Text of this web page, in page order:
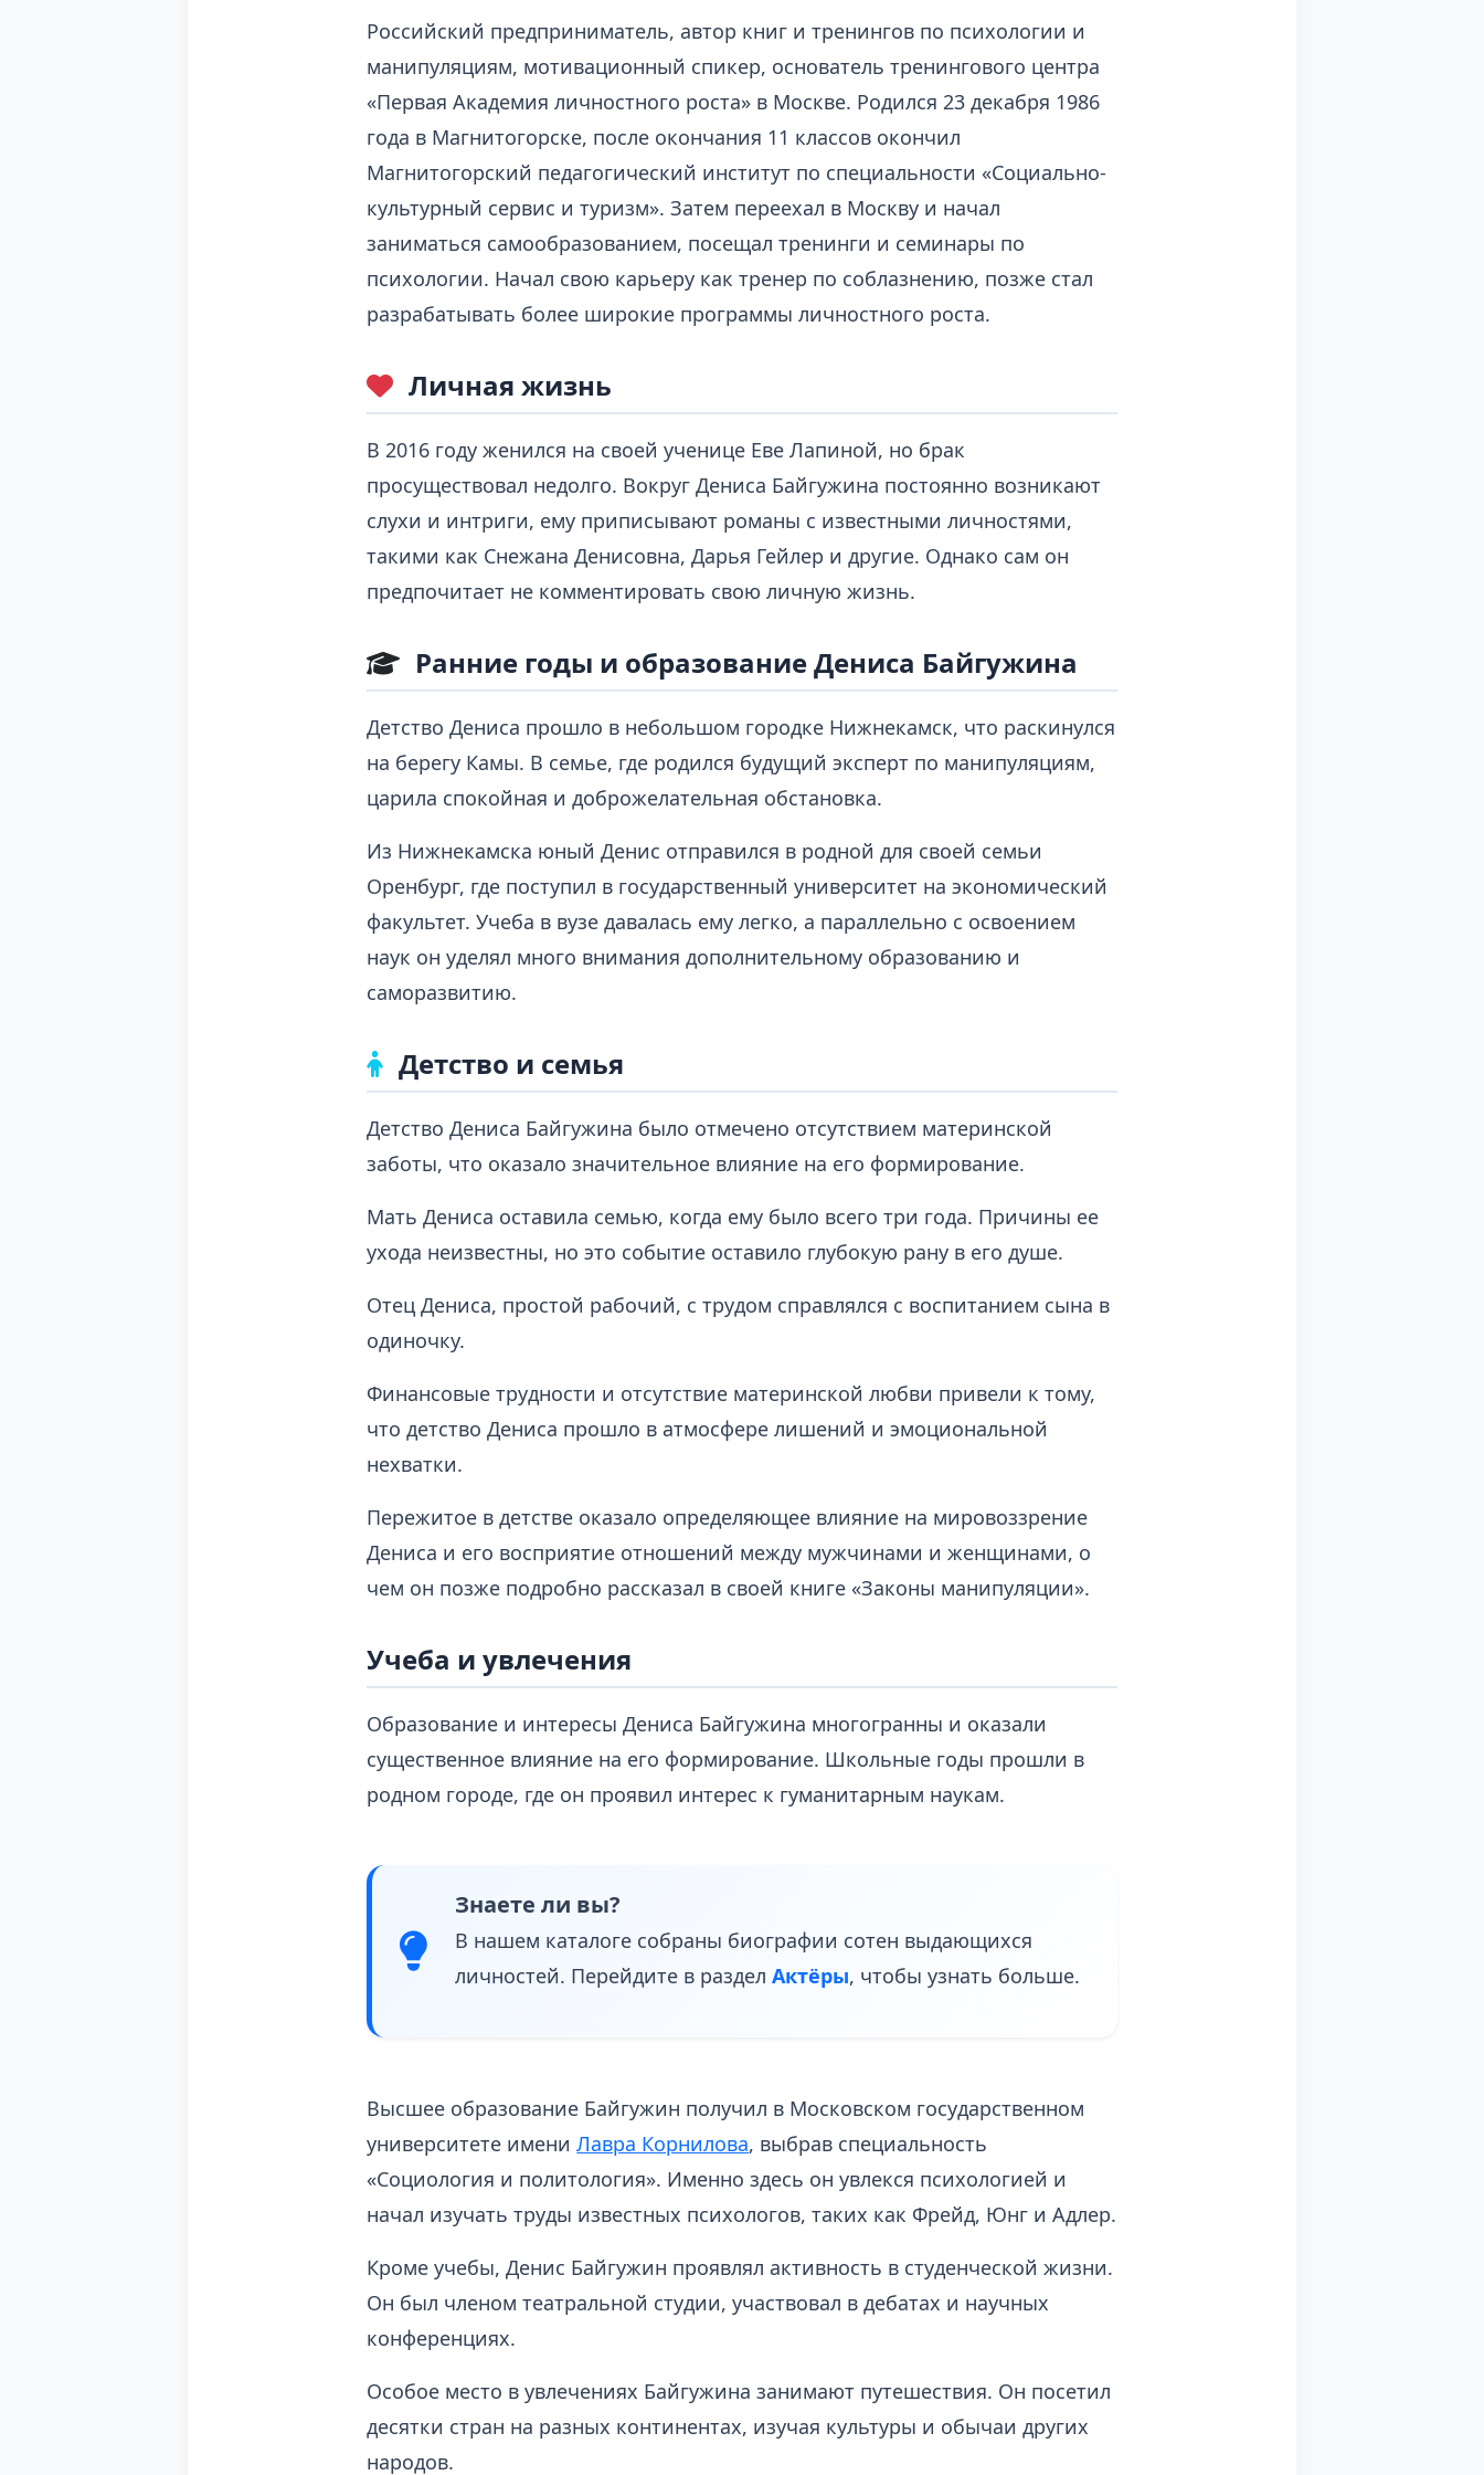
Российский предприниматель, автор книг и тренингов по психологии и
манипуляциям, мотивационный спикер, основатель тренингового центра
«Первая Академия личностного роста» в Москве. Родился 23 декабря 1986
года в Магнитогорске, после окончания 11 классов окончил
Магнитогорский педагогический институт по специальности «Социально-
культурный сервис и туризм». Затем переехал в Москву и начал
заниматься самообразованием, посещал тренинги и семинары по
психологии. Начал свою карьеру как тренер по соблазнению, позже стал
разрабатывать более широкие программы личностного роста.
Личная жизнь
В 2016 году женился на своей ученице Еве Лапиной, но брак
просуществовал недолго. Вокруг Дениса Байгужина постоянно возникают
слухи и интриги, ему приписывают романы с известными личностями,
такими как Снежана Денисовна, Дарья Гейлер и другие. Однако сам он
предпочитает не комментировать свою личную жизнь.
Ранние годы и образование Дениса Байгужина
Детство Дениса прошло в небольшом городке Нижнекамск, что раскинулся
на берегу Камы. В семье, где родился будущий эксперт по манипуляциям,
царила спокойная и доброжелательная обстановка.
Из Нижнекамска юный Денис отправился в родной для своей семьи
Оренбург, где поступил в государственный университет на экономический
факультет. Учеба в вузе давалась ему легко, а параллельно с освоением
наук он уделял много внимания дополнительному образованию и
саморазвитию.
Детство и семья
Детство Дениса Байгужина было отмечено отсутствием материнской
заботы, что оказало значительное влияние на его формирование.
Мать Дениса оставила семью, когда ему было всего три года. Причины ее
ухода неизвестны, но это событие оставило глубокую рану в его душе.
Отец Дениса, простой рабочий, с трудом справлялся с воспитанием сына в
одиночку.
Финансовые трудности и отсутствие материнской любви привели к тому,
что детство Дениса прошло в атмосфере лишений и эмоциональной
нехватки.
Пережитое в детстве оказало определяющее влияние на мировоззрение
Дениса и его восприятие отношений между мужчинами и женщинами, о
чем он позже подробно рассказал в своей книге «Законы манипуляции».
Учеба и увлечения
Образование и интересы Дениса Байгужина многогранны и оказали
существенное влияние на его формирование. Школьные годы прошли в
родном городе, где он проявил интерес к гуманитарным наукам.
Знаете ли вы?
В нашем каталоге собраны биографии сотен выдающихся
личностей. Перейдите в разделАктёры, чтобы узнать больше.
Высшее образование Байгужин получил в Московском государственном
университете имениЛавра Корнилова, выбрав специальность
«Социология и политология». Именно здесь он увлекся психологией и
начал изучать труды известных психологов, таких как Фрейд, Юнг и Адлер.
Кроме учебы, Денис Байгужин проявлял активность в студенческой жизни.
Он был членом театральной студии, участвовал в дебатах и научных
конференциях.
Особое место в увлечениях Байгужина занимают путешествия. Он посетил
десятки стран на разных континентах, изучая культуры и обычаи других
народов.